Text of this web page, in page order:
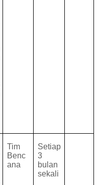
Tim
Benc
ana
Setiap
3
bulan
sekali